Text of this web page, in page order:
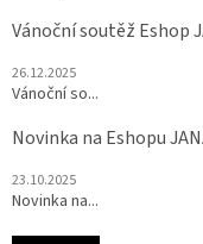
Vánoční soutěž Eshop
26.12.2025
Vánoční so...
Novinka na Eshopu
23.10.2025
Novinka na...